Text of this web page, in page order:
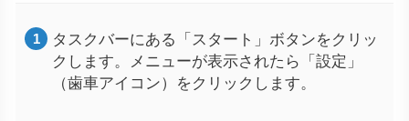
タスクバーにある「スタート」ボタンをクリッ
クします。メニューが表示されたら「設定」
（歯車アイコン）をクリックします。